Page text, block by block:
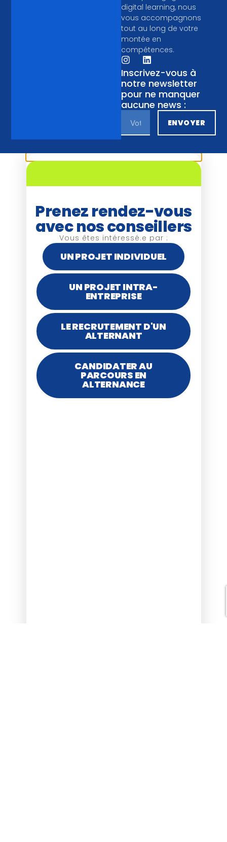
digital learning, nous
vous accompagnons
tout au long de votre
montée en
compétences.
Inscrivez-vous à
notre newsletter
pour ne manquer
aucune news :
ENVOYER
Prenez rendez-vous
avec nos conseillers
Vous êtes intéressé.e par :
UN PROJET INDIVIDUEL
UN PROJET INTRA-
ENTREPRISE
LE RECRUTEMENT D'UN
ALTERNANT
CANDIDATER AU
PARCOURS EN
ALTERNANCE